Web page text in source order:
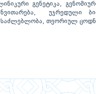
გენეტიკა,
უჯრედული
თეორიულ